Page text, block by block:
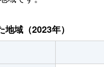
域（2023年）